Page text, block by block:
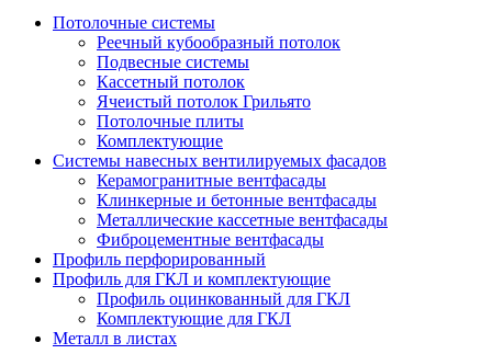
Потолочные системы
Реечный кубообразный потолок
Подвесные системы
Кассетный потолок
Ячеистый потолок Грильято
Потолочные плиты
Комплектующие
Системы навесных вентилируемых фасадов
Керамогранитные вентфасады
Клинкерные и бетонные вентфасады
Металлические кассетные вентфасады
Фиброцементные вентфасады
Профиль перфорированный
Профиль для ГКЛ и комплектующие
Профиль оцинкованный для ГКЛ
Комплектующие для ГКЛ
Металл в листах